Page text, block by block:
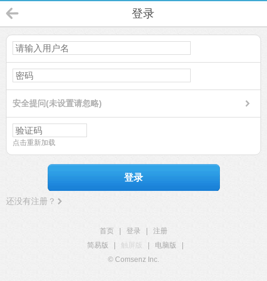
登录
安全提问(未设置请忽略)
点击重新加载
登录
还没有注册？
首页 登录
注册
简易版
触屏版 电脑版
© Comsenz Inc.